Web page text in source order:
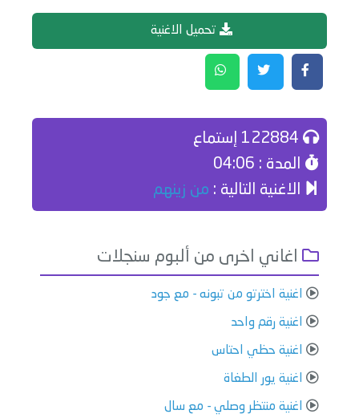
تحميل الاغنية
المدة : 04:06
الاغنية التالية : من زينهم
اغاني اخرى من ألبوم سنجلات
اغنية اخترتو من تبونه - مع جود
اغنية رقم واحد
اغنية حظي احتاس
اغنية يور الطغاة
اغنية منتظر وصلي - مع سال